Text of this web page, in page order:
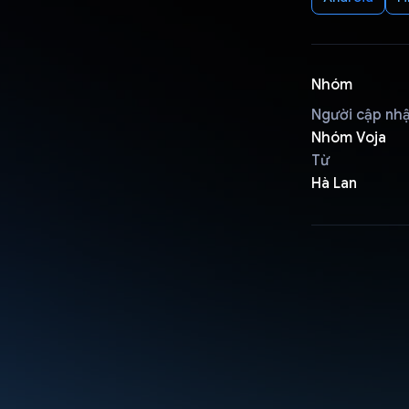
Nhóm
Người cập
Nhóm Voja
Từ
Hà Lan